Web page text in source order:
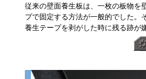
従来の壁面養生板は、一枚の板物を
プで固定する方法が一般的でした。
養生テープを剥がした時に残る跡が